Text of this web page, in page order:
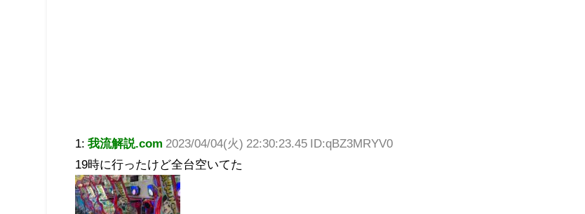
1:我流解説.com 2023/04/04(火) 22:30:23.45 ID:qBZ3MRYV0
19時に行ったけど全台空いてた